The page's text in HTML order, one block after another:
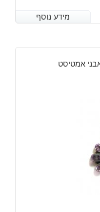
מידע נוסף
מידע נוסף
אמטיסט